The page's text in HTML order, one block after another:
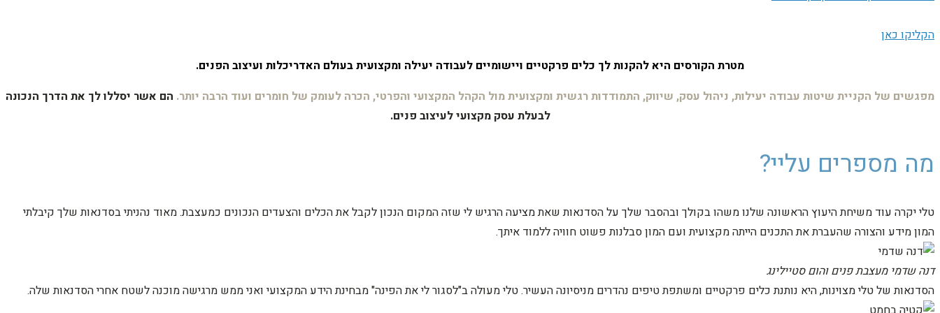
הקליקו כאן
מטרת הקורסים היא להקנות לך כלים פרקטיים ויישומיים לעבודה יעילה ומקצועית בעולם האדריכלות ועיצוב הפנים.
מפגשים של הקניית שיטות עבודה יעילות, ניהול עסק, שיווק, התמודדותרגשית ומקצועית מול הקהל המקצועי והפרטי, הכרה לעומק של חומרים ועוד הרבה יותר. הם אשר יסללו לך את הדרך הנכונה
לבעלת עסק מקצועי לעיצוב פנים.
מה מספרים עליי?
טלי יקרה עוד משיחת היעוץ הראשונה שלנו משהו בקולך ובהסבר שלך על הסדנאות שאת מציעה הרגיש לי שזה המקום הנכון לקבל את הכלים והצעדים הנכונים כמעצבת. מאוד נהניתי בסדנאות שלך קיבלתי
המון מידע והצורה שהעברת את התכנים הייתה מקצועית ועם המון סבלנות פשוט חוויה ללמוד איתך.
דנה שדמימעצבת פנים והום סטיילינג
הסדנאות של טלי מצוינות, היא נותנת כלים פרקטיים ומשתפת טיפים נהדרים מניסיונה העשיר. טלי מעולה ב"לסגור לי את הפינה" מבחינת הידע המקצועי ואני ממש מרגישה מוכנה לשטח אחרי הסדנאות שלה.